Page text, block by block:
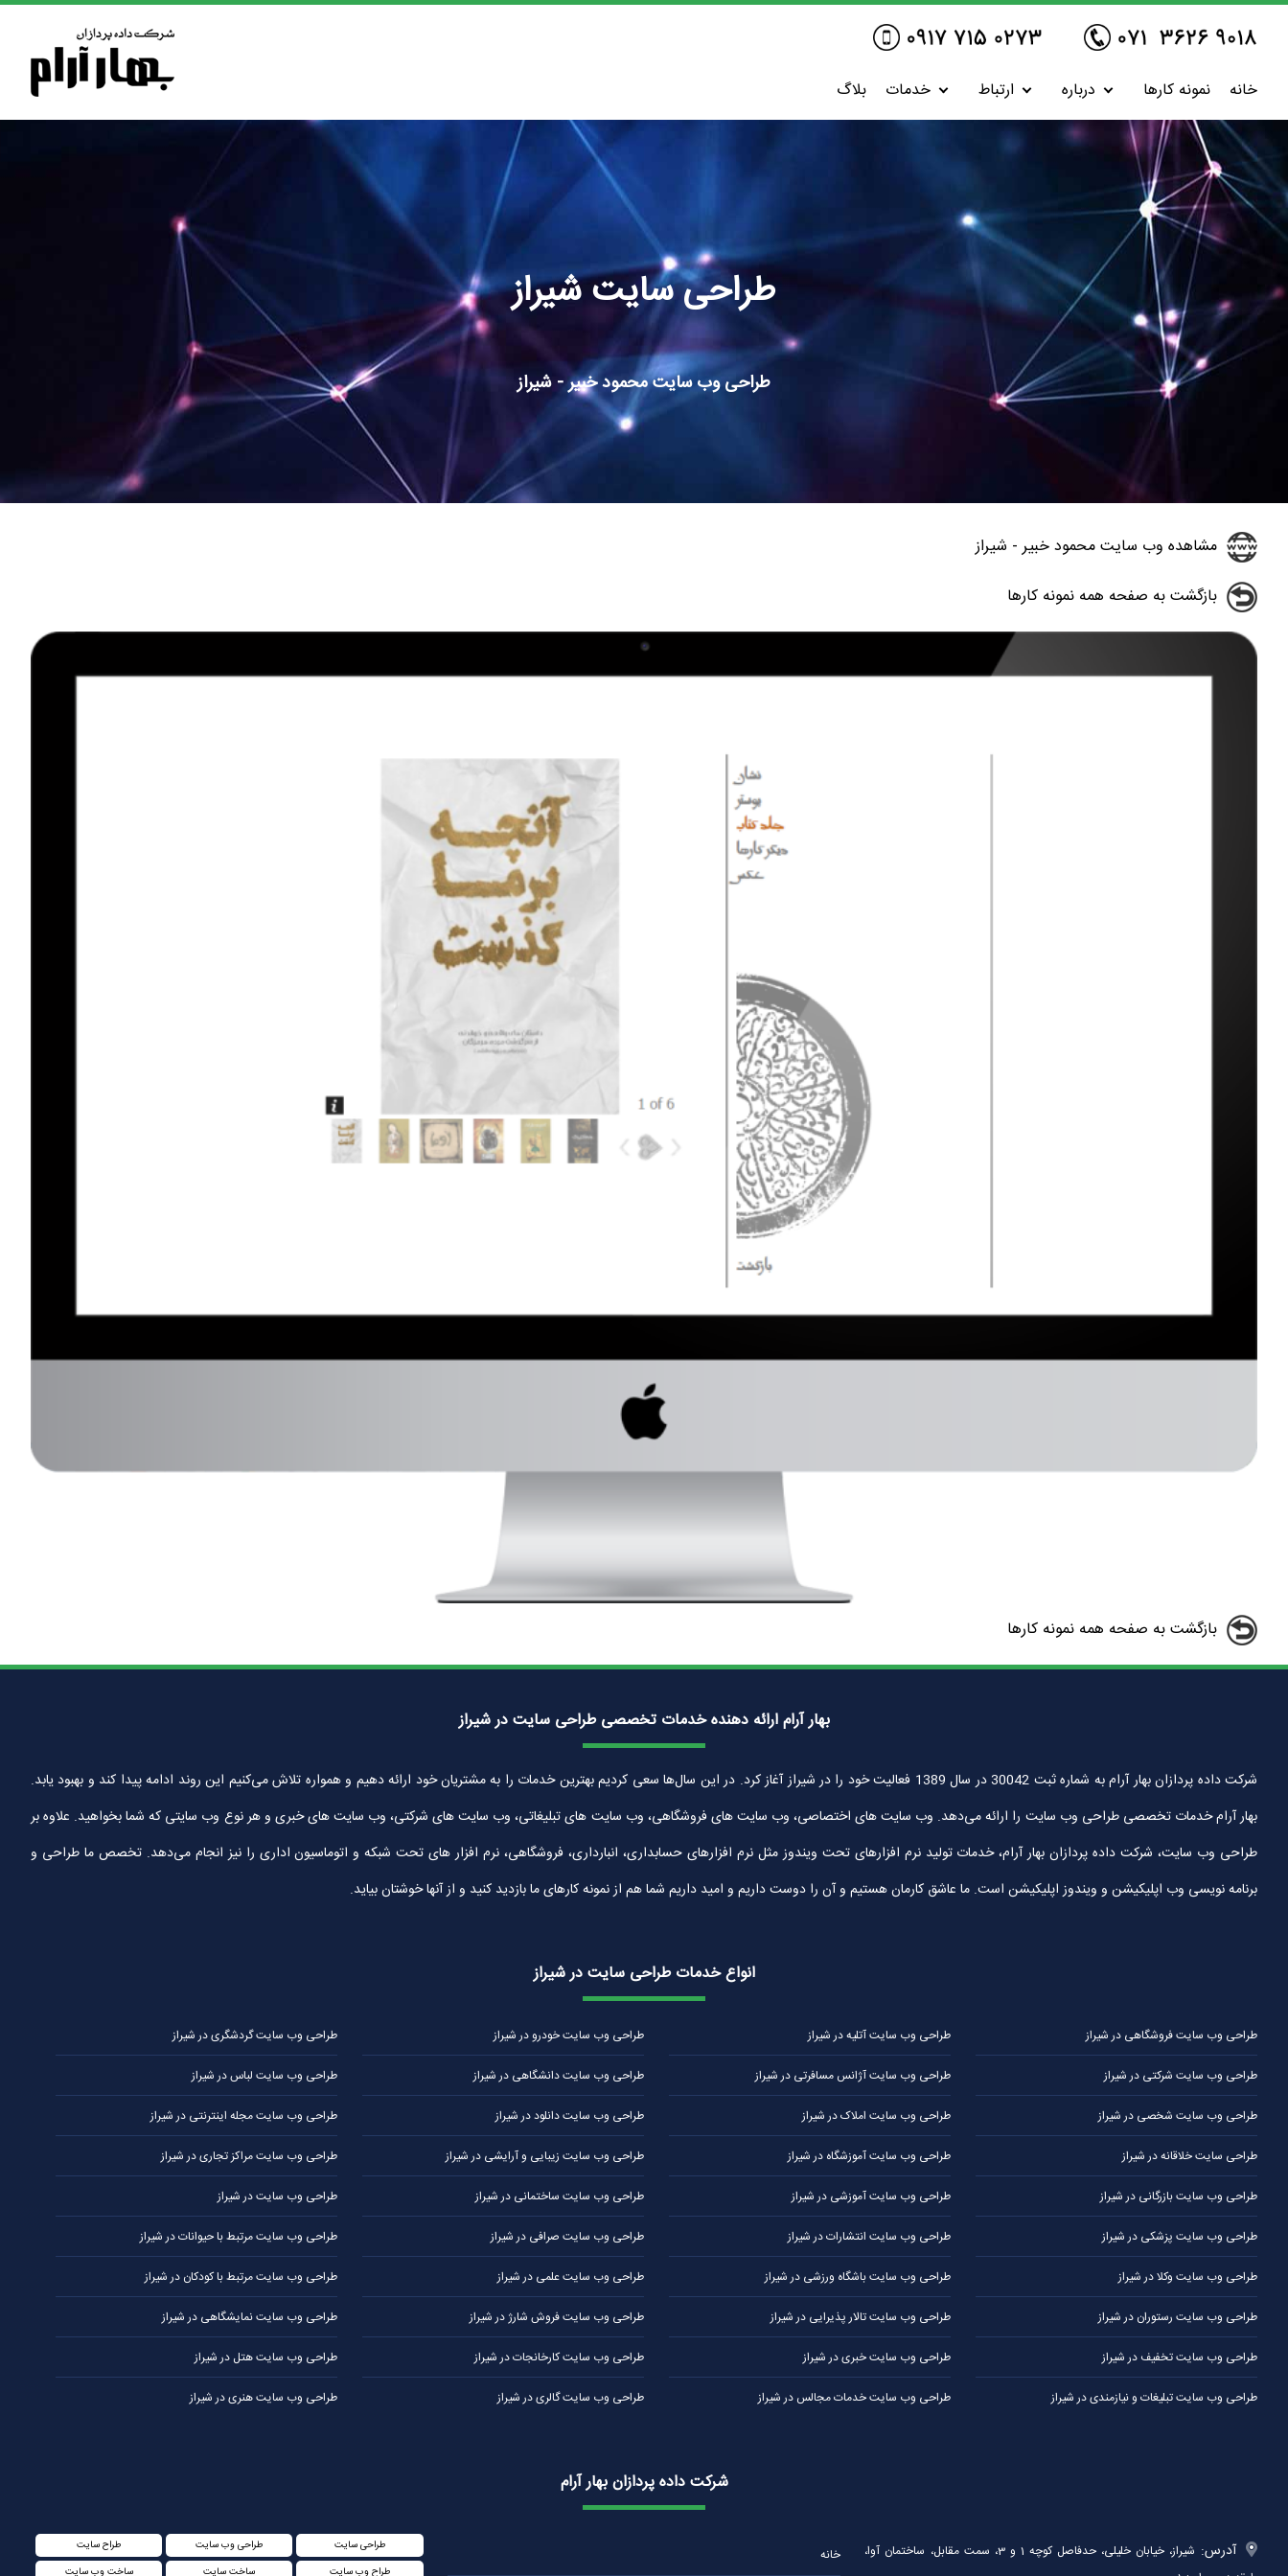
خانه نمونه کارها درباره ارتباط خدمات بلاگ
طراحی سایت شیراز
طراحی وب سایت محمود خبیر - شیراز
مشاهده وب سایت محمود خبیر - شیراز
بازگشت به صفحه همه نمونه کارها
بازگشت به صفحه همه نمونه کارها
بهار آرام ارائه دهنده خدمات تخصصی طراحی سایت در شیراز
شرکت داده پردازان بهار آرام به شماره ثبت 30042 در سال 1389 فعالیت خود را در شیراز آغاز کرد. در این سال‌ها سعی کردیم بهترین خدمات را به مشتریان خود ارائه دهیم و همواره تلاش می‌کنیم این روند ادامه پیدا کند و بهبود یابد.
بهار آرام خدمات تخصصی طراحی وب سایت را ارائه می‌دهد. وب سایت های اختصاصی، وب سایت های فروشگاهی، وب سایت های تبلیغاتی، وب سایت های شرکتی، وب سایت های خبری و هر نوع وب سایتی که شما بخواهید. علاوه بر
طراحی وب سایت، شرکت داده پردازان بهار آرام، خدمات تولید نرم افزارهای تحت ویندوز مثل نرم افزارهای حسابداری، انبارداری، فروشگاهی، نرم افزار های تحت شبکه و اتوماسیون اداری را نیز انجام می‌دهد. تخصص ما طراحی و
برنامه نویسی وب اپلیکیشن و ویندوز اپلیکیشن است. ما عاشق کارمان هستیم و آن را دوست داریم و امید داریم شما هم از نمونه کارهای ما بازدید کنید و از آنها خوشتان بیاید.
انواع خدمات طراحی سایت در شیراز
طراحی وب سایت فروشگاهی در شیراز
طراحی وب سایت شرکتی در شیراز
طراحی وب سایت شخصی در شیراز
طراحی سایت خلاقانه در شیراز
طراحی وب سایت بازرگانی در شیراز
طراحی وب سایت پزشکی در شیراز
طراحی وب سایت وکلا در شیراز
طراحی وب سایت رستوران در شیراز
طراحی وب سایت تخفیف در شیراز
طراحی وب سایت تبلیغات و نیازمندی در شیراز
طراحی وب سایت آتلیه در شیراز
طراحی وب سایت آژانس مسافرتی در شیراز
طراحی وب سایت املاک در شیراز
طراحی وب سایت آموزشگاه در شیراز
طراحی وب سایت آموزشی در شیراز
طراحی وب سایت انتشارات در شیراز
طراحی وب سایت باشگاه ورزشی در شیراز
طراحی وب سایت تالار پذیرایی در شیراز
طراحی وب سایت خبری در شیراز
طراحی وب سایت خدمات مجالس در شیراز
طراحی وب سایت خودرو در شیراز
طراحی وب سایت دانشگاهی در شیراز
طراحی وب سایت دانلود در شیراز
طراحی وب سایت زیبایی و آرایشی در شیراز
طراحی وب سایت ساختمانی در شیراز
طراحی وب سایت صرافی در شیراز
طراحی وب سایت علمی در شیراز
طراحی وب سایت فروش شارژ در شیراز
طراحی وب سایت کارخانجات در شیراز
طراحی وب سایت گالری در شیراز
طراحی وب سایت گردشگری در شیراز
طراحی وب سایت لباس در شیراز
طراحی وب سایت مجله اینترنتی در شیراز
طراحی وب سایت مراکز تجاری در شیراز
طراحی وب سایت در شیراز
طراحی وب سایت مرتبط با حیوانات در شیراز
طراحی وب سایت مرتبط با کودکان در شیراز
طراحی وب سایت نمایشگاهی در شیراز
طراحی وب سایت هتل در شیراز
طراحی وب سایت هنری در شیراز
شرکت داده پردازان بهار آرام
آدرس:
شیراز، خیابان خلیلی، حدفاصل کوچه 1 و 3، سمت مقابل، ساختمان آوا،
خانه طراحی سایت طراحی وب سایت
طراح سایت
طراح وب سایت
ساخت سایت ساخت وب سایت